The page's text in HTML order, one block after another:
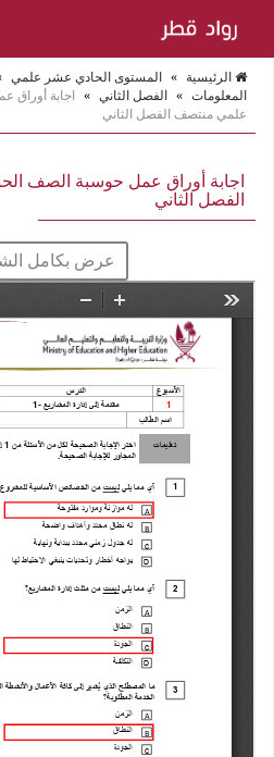
الرئيسية » المستوى الحادي عشر علمي
المعلومات » الفصل الثاني »
اجابة
علمي منتصف الفصل الثاني
اجابة أوراق عمل حوسبة الصف
الفصل الثاني
عرض بكامل